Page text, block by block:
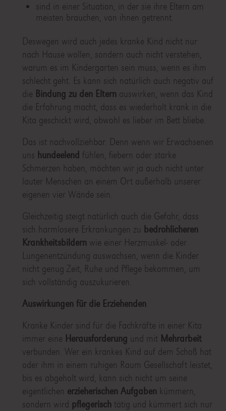
sind in einer Situation, in der sie ihre Eltern am
meisten brauchen, von ihnen getrennt.
Deswegen wird auch jedes kranke Kind nicht nur
nach Hause wollen, sondern auch nicht verstehen,
warum es im Kindergarten sein muss, wenn es ihm
schlecht geht. Es kann sich natürlich auch negativ auf
die Bindung zu den Eltern auswirken, wenn das Kind
die Erfahrung macht, dass es wiederholt krank in die
Kita geschickt wird, obwohl es lieber im Bett bliebe.
Das ist nachvollziehbar. Denn wenn wir Erwachsenen
uns hundeelend fühlen, fiebern oder starke
Schmerzen haben, möchten wir ja auch nicht unter
lauter Menschen an einem Ort außerhalb unserer
eigenen vier Wände sein.
Gleichzeitig steigt natürlich auch die Gefahr, dass
sich harmlosere Erkrankungen zu bedrohlicheren
Krankheitsbildern wie einer Herzmuskel- oder
Lungenentzündung auswachsen, wenn die Kinder
nicht genug Zeit, Ruhe und Pflege bekommen, um
sich vollständig auszukurieren.
Auswirkungen für die Erziehenden
Kranke Kinder sind für die Fachkräfte in einer Kita
immer eine Herausforderung und mit Mehrarbeit
verbunden. Wer ein krankes Kind auf dem Schoß hat
oder ihm in einem ruhigen Raum Gesellschaft leistet,
bis es abgeholt wird, kann sich nicht um seine
eigentlichen erzieherischen Aufgaben kümmern,
sondern wird pflegerisch tätig und kümmert sich nur